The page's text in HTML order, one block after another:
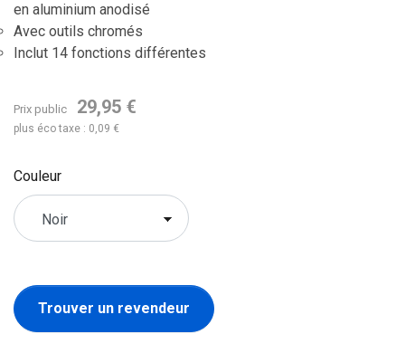
en aluminium anodisé
Avec outils chromés
Inclut 14 fonctions différentes
Prix public 29,95 €
plus éco taxe : 0,09 €
Couleur
Trouver un revendeur